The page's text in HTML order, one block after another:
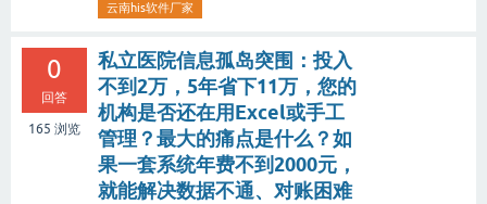
云南his软件厂家
0
回答
165 浏览
私立医院信息孤岛突围：投入
不到2万，5年省下11万，您的
机构是否还在用Excel或手工
管理？最大的痛点是什么？如
果一套系统年费不到2000元，
就能解决数据不通、对账困难